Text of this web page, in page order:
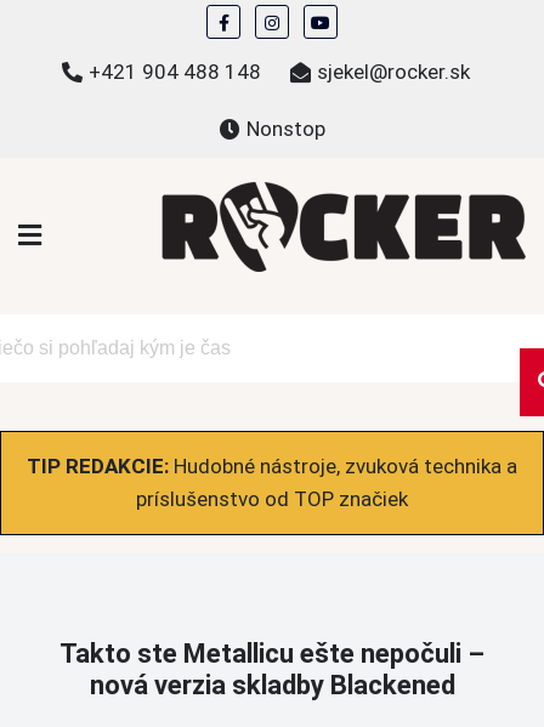
content
+421 904 488 148 sjekel@rocker.sk
Nonstop
TIP REDAKCIE: Hudobné nástroje, zvuková technika a
príslušenstvo od TOP značiek
Takto ste Metallicu ešte nepočuli –
nová verzia skladby Blackened